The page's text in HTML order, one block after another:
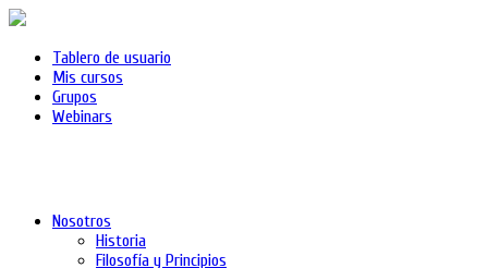
Tablero de usuario
Mis cursos
Grupos
Webinars
Nosotros
Historia
Filosofía y Principios